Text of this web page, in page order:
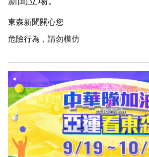
東森新聞關心您
危險行為，請勿模仿